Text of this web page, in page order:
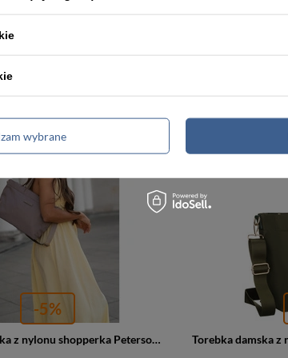
-5%
Torebka damska z nylonu shopperka Peterson JN-10 duża beżowa
wybrane